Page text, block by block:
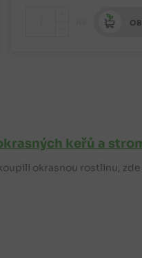
keřů a
okrasnou rostlinu,